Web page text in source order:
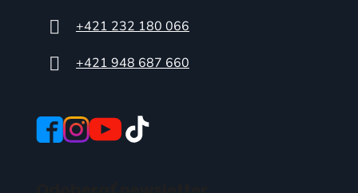
+421 232 180 066
+421 948 687 660